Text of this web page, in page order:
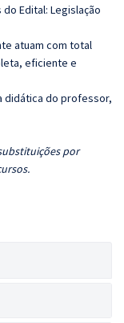
Edital: Legislação
atuam com total
eficiente e
didática do professor,
por